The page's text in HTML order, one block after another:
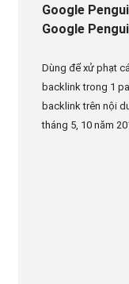
Google
Google
Dùng để xử phạt
backlink trong 1
backlink trên nội
tháng 5, 10 năm